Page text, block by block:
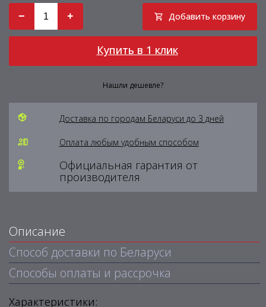
− + Добавить корзину
Купить в 1 клик
Нашли дешевле?
Доставка по городам Беларуси до 3 дней
Оплата любым удобным способом
Официальная гарантия от
производителя
Описание
Способ доставки по Беларуси
Способы оплаты и рассрочка
Характеристики: